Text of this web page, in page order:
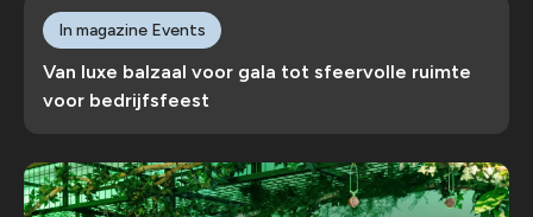
Van luxe balzaal voor gala tot sfeervolle ruimte
voor bedrijfsfeest
In magazine Events